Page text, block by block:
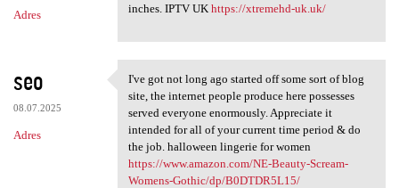
Adres
inches. IPTV UK https://xtremehd-uk.uk/
seo
08.07.2025
Adres
I've got not long ago started
I've got not long ago started off some sort of blog
site, the internet people produce here possesses
served everyone enormously. Appreciate it
intended for all of your current time period & do
the job. halloween lingerie for women
https://www.amazon.com/NE-Beauty-Scream-
Womens-Gothic/dp/B0DTDR5L15/